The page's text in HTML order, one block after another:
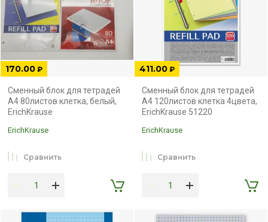
170.00 ₽
Сменный блок для тетрадей
А4 80листов клетка, белый,
ErichKrause
ErichKrause
Сравнить
411.00 ₽
Сменный блок для тетрадей
А4 120листов клетка 4цвета,
ErichKrause 51220
ErichKrause
Сравнить